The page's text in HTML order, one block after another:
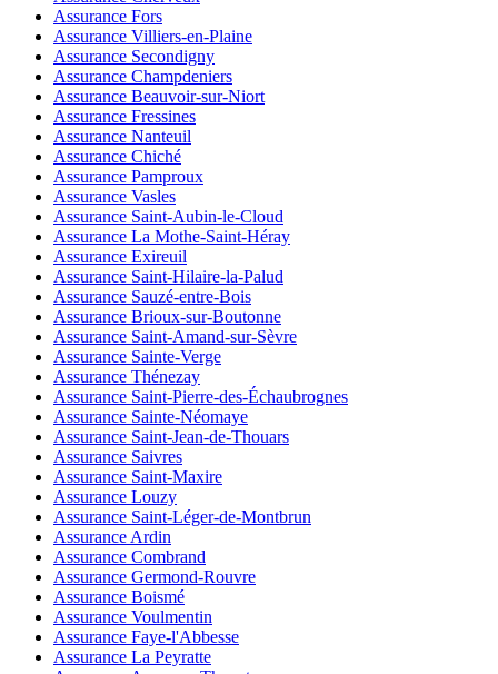
Assurance Fors
Assurance Villiers-en-Plaine
Assurance Secondigny
Assurance Champdeniers
Assurance Beauvoir-sur-Niort
Assurance Fressines
Assurance Nanteuil
Assurance Chiché
Assurance Pamproux
Assurance Vasles
Assurance Saint-Aubin-le-Cloud
Assurance La Mothe-Saint-Héray
Assurance Exireuil
Assurance Saint-Hilaire-la-Palud
Assurance Sauzé-entre-Bois
Assurance Brioux-sur-Boutonne
Assurance Saint-Amand-sur-Sèvre
Assurance Sainte-Verge
Assurance Thénezay
Assurance Saint-Pierre-des-Échaubrognes
Assurance Sainte-Néomaye
Assurance Saint-Jean-de-Thouars
Assurance Saivres
Assurance Saint-Maxire
Assurance Louzy
Assurance Saint-Léger-de-Montbrun
Assurance Ardin
Assurance Combrand
Assurance Germond-Rouvre
Assurance Boismé
Assurance Voulmentin
Assurance Faye-l'Abbesse
Assurance La Peyratte